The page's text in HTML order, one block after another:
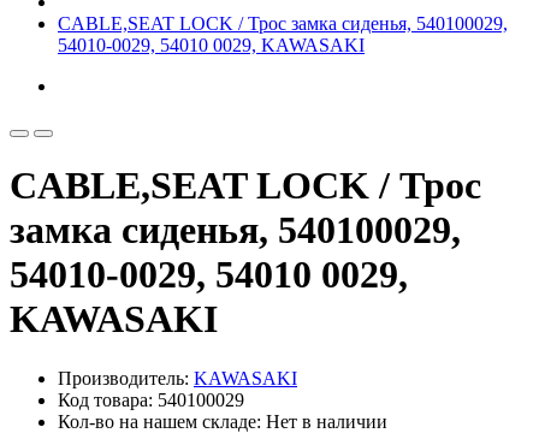
CABLE,SEAT LOCK / Трос замка сиденья, 540100029,
54010-0029, 54010 0029, KAWASAKI
CABLE,SEAT LOCK / Трос
замка сиденья, 540100029,
54010-0029, 54010 0029,
KAWASAKI
Производитель: KAWASAKI
Код товара: 540100029
Кол-во на нашем складе: Нет в наличии